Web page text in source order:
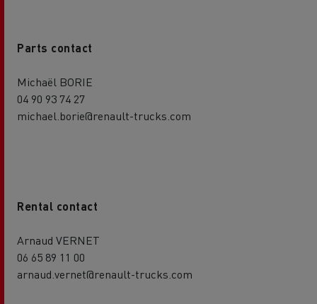
Parts contact
Michaël BORIE
04 90 93 74 27
michael.borie@renault-trucks.com
Rental contact
Arnaud VERNET
06 65 89 11 00
arnaud.vernet@renault-trucks.com